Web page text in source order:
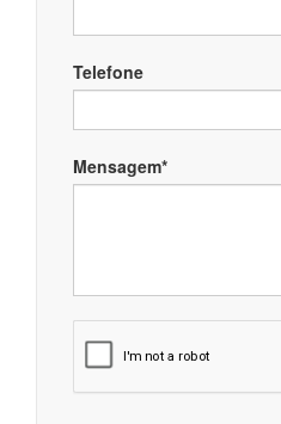
Telefone
Mensagem*